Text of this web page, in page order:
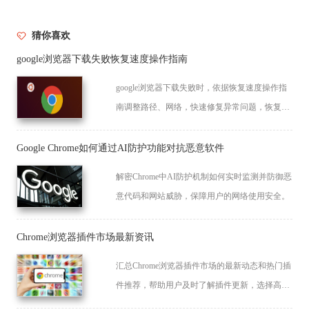
猜你喜欢
google浏览器下载失败恢复速度操作指南
google浏览器下载失败时，依据恢复速度操作指
南调整路径、网络，快速修复异常问题，恢复正
Google Chrome如何通过AI防护功能对抗恶意软件
解密Chrome中AI防护机制如何实时监测并防御恶
意代码和网站威胁，保障用户的网络使用安全。
Chrome浏览器插件市场最新资讯
汇总Chrome浏览器插件市场的最新动态和热门插
件推荐，帮助用户及时了解插件更新，选择高效